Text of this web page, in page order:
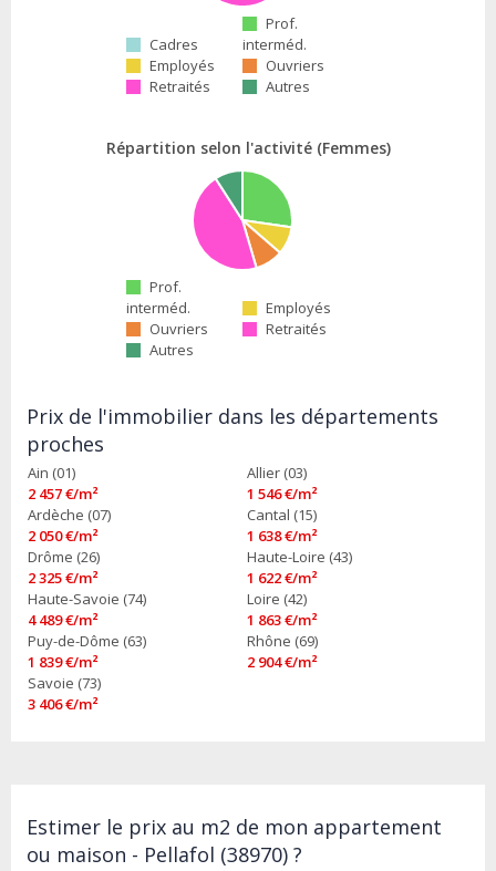
Cadres
Prof.
interméd.
Employés
Ouvriers
Retraités
Autres
Répartition selon l'activité (Femmes)
Prof.
interméd.
Employés
Ouvriers
Retraités
Autres
Prix de l'immobilier dans les départements
proches
Ain (01)
2 457 €/m²
Allier (03)
1 546 €/m²
Ardèche (07)
2 050 €/m²
Cantal (15)
1 638 €/m²
Drôme (26)
2 325 €/m²
Haute-Loire (43)
1 622 €/m²
Haute-Savoie (74)
4 489 €/m²
Loire (42)
1 863 €/m²
Puy-de-Dôme (63)
1 839 €/m²
Rhône (69)
2 904 €/m²
Savoie (73)
3 406 €/m²
Estimer le prix au m2 de mon appartement
ou maison - Pellafol (38970) ?